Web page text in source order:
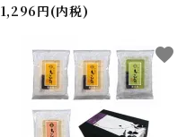
1,296円(内税)
favorite